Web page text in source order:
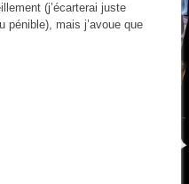
(j’écarterai juste
pénible), mais j’avoue que